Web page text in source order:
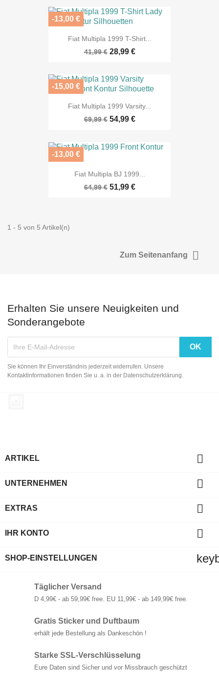
Fiat Multipla 1999 T-Shirt...
41,99 € 28,99 €
-13,00 €
Fiat Multipla 1999 Varsity...
69,99 € 54,99 €
-15,00 €
Fiat Multipla BJ 1999...
64,99 € 51,99 €
-13,00 €
1 - 5 von 5 Artikel(n)
Zum Seitenanfang 
Erhalten Sie unsere Neuigkeiten und
Sonderangebote
Sie können Ihr Einverständnis jederzeit widerrufen. Unsere
Kontaktinformationen finden Sie u. a. in der Datenschutzerklärung.
ARTIKEL 
UNTERNEHMEN 
EXTRAS 
IHR KONTO 
SHOP-EINSTELLUNGEN
Täglicher Versand
D 4,99€ - ab 59,99€ free. EU 11,99€ - ab 149,99€ free.
Gratis Sticker und Duftbaum
erhält jede Bestellung als Dankeschön !
Starke SSL-Verschlüsselung
Eure Daten sind Sicher und vor Missbrauch geschützt